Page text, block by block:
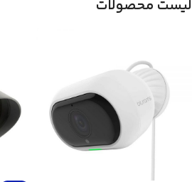
لیست محصولات